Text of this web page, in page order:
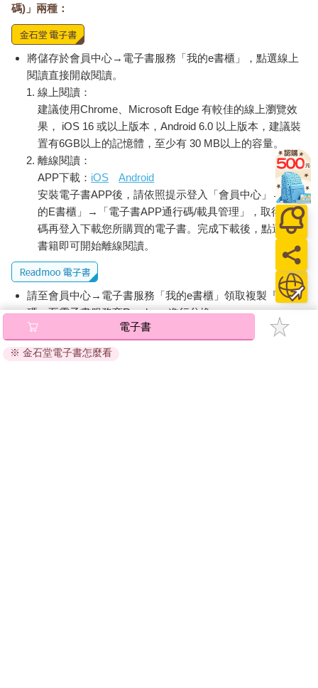
碼)」兩種：
將儲存於會員中心→電子書服務「我的e書櫃」，點選線上
閱讀直接開啟閱讀。
線上閱讀：
建議使用Chrome、Microsoft Edge 有較佳的線上瀏覽效
果， iOS 16 或以上版本，Android 6.0 以上版本，建議裝
置有6GB以上的記憶體，至少有 30 MB以上的容量。
離線閱讀：
APP下載： iOS
Android
安裝電子書APP後，請依照提示登入「會員中心」→「我
的E書櫃」→「電子書APP通行碼/載具管理」，取得通行
碼再登入下載您所購買的電子書。完成下載後，點選任一
書籍即可開始離線閱讀。
請至會員中心→電子書服務「我的e書櫃」領取複製『兌換
碼』至電子書服務商Readmoo進行兌換。
退換貨須知：
因版權保護，您在金石堂所購買的電子書僅能以金石堂專屬
電子書
※ 金石堂電子書怎麼看